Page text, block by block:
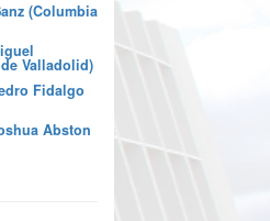
(Columbia
Valladolid)
Fidalgo
Abston